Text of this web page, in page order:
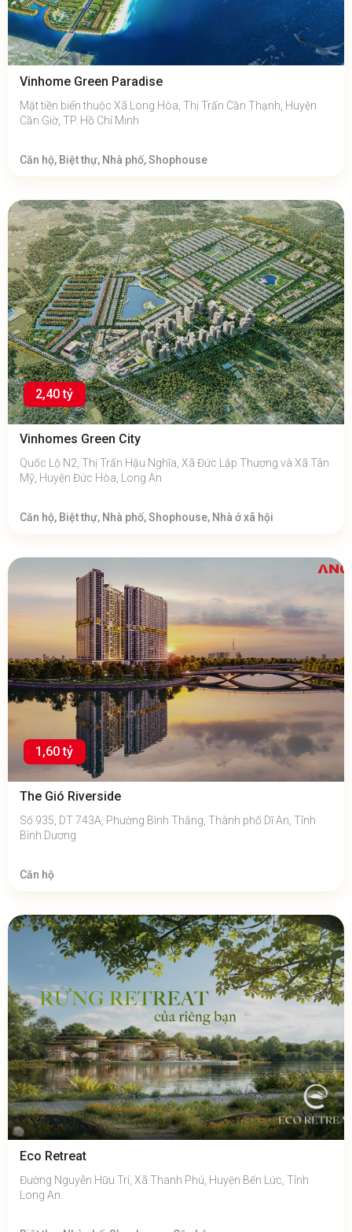
Vinhome Green Paradise
Mặt tiền biển thuộc Xã Long Hòa, Thị Trấn Cần Thạnh, Huyện
Cần Giờ, TP. Hồ Chí Minh
Căn hộ, Biệt thự, Nhà phố, Shophouse
2,40 tỷ
Vinhomes Green City
Quốc Lộ N2, Thị Trấn Hậu Nghĩa, Xã Đức Lập Thượng và Xã Tân
Mỹ, Huyện Đức Hòa, Long An
Căn hộ, Biệt thự, Nhà phố, Shophouse, Nhà ở xã hội
1,60 tỷ
The Gió Riverside
Số 935, DT 743A, Phường Bình Thắng, Thành phố Dĩ An, Tỉnh
Bình Dương
Căn hộ
Eco Retreat
Đường Nguyễn Hữu Trí, Xã Thanh Phú, Huyện Bến Lức, Tỉnh
Long An.